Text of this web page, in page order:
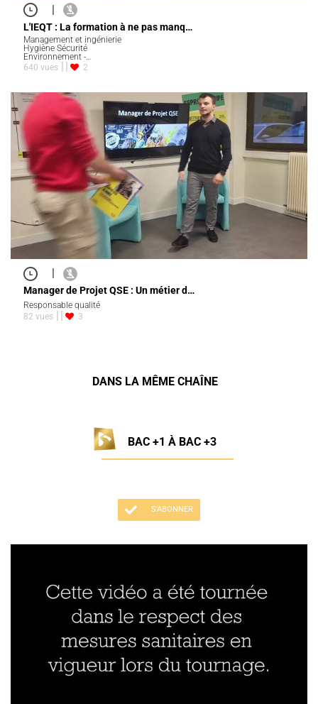
|
L'IEQT : La formation à ne pas manq…
Management et ingénierie
Hygiène Sécurité
Environnement -…
640 vues
2
|
Manager de Projet QSE : Un métier d…
Responsable qualité
82 vues
3
DANS LA MÊME CHAÎNE
BAC +1 À BAC +3
S'ABONNER